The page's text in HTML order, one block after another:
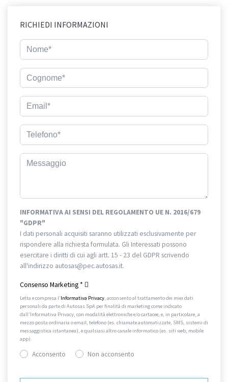
RICHIEDI INFORMAZIONI
INFORMATIVA AI SENSI DEL REGOLAMENTO UE N. 2016/679
"GDPR"
I dati personali acquisiti saranno utilizzati esclusivamente per
rispondere alla richiesta formulata. Gli Interessati possono
esercitare i diritti di cui agli artt. 15 - 23 del GDPR scrivendo
all'indirizzo autosas@pec.autosas.it.
Consenso Marketing *
Letta e compresa l’Informativa Privacy, acconsento al trattamento dei miei dati
personali da parte di Autosas SpA per finalità di marketing come indicato
dall’Informativa Privacy, con modalità elettroniche e/o cartacee, e, in particolare, a
mezzo posta ordinaria o email, telefono (es. chiamate automatizzate, SMS, sistemi di
messaggistica istantanea), e qualsiasi altro canale informatico (es. siti web, mobile
app).
Acconsento Non acconsento